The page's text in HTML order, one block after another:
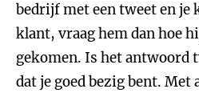
bedrijf met een tweet en je
klant, vraag hem dan hoe
gekomen. Is het antwoord
dat je goed bezig bent. Met